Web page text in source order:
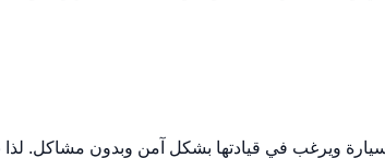
ويرغب في قيادتها بشكل آمن وبدون مشاكل. لذا